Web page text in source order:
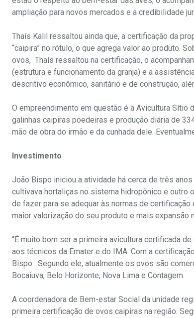
ampliação para novos mercados e a credibilidade
Thaís Kalil ressaltou ainda que, a certificação da
“caipira” no rótulo, o que agrega valor ao produto.
ovos, Thaís ressaltou na certificação, o
(estrutura e funcionamento da granja) e a
descritivo econômico, sanitário e de construção,
O empreendimento em questão é a Avicultura Sítio
galinhas caipiras poedeiras e produção diária de
mão de obra do irmão e da cunhada dele.
Investimento
João Bispo iniciou a atividade há cerca de três
cultivava hortaliças no sistema hidropônico e outro
de fazer para se adequar às normas de
maior valorização do seu produto e mais expansão
“É muito bom ser a primeira avicultura certificada
aos técnicos da Emater e do IMA. Com a
Bispo. Segundo ele, atualmente os ovos são
Bocaiuva, Belo Horizonte, Nova Lima e Contagem.
A coordenadora de Bem-estar Social da unidade
primeira certificação de ovos caipiras na região.